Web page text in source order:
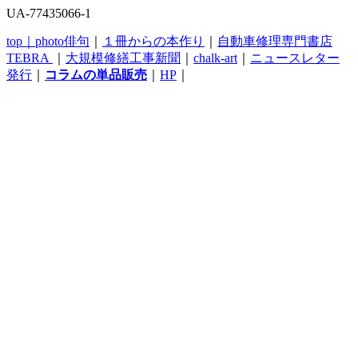
UA-77435066-1
top｜ photo俳句 １冊からの本作り
自動車修理専門書店
TEBRA
大規模修繕工事新聞 chalk-art
ニュースレター
発行
コラムの単品販売 HP